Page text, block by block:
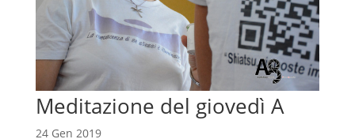
Meditazione del giovedì A
24 Gen 2019